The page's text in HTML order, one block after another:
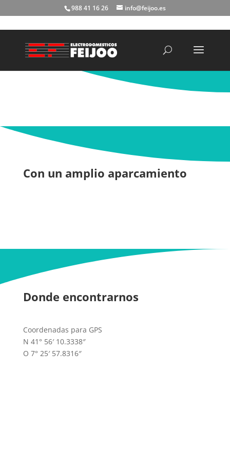
988 41 16 26 info@feijoo.es
Con un amplio aparcamiento
Donde encontrarnos
Coordenadas para GPS
N 41° 56′ 10.3338″
O 7° 25′ 57.8316″